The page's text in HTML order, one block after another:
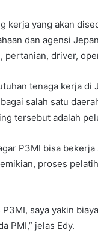
kerja yang akan
dan agensi
pertanian, driver,
tenaga kerja
salah satu
tersebut adalah
P3MI bisa
proses
P3MI, saya yakin
PMI,” jelas Edy.